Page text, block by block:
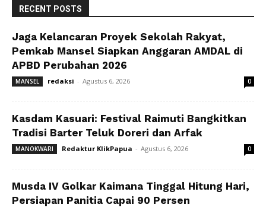
RECENT POSTS
Jaga Kelancaran Proyek Sekolah Rakyat,
Pemkab Mansel Siapkan Anggaran AMDAL di
APBD Perubahan 2026
MANSEL redaksi - Agustus 6, 2026 0
Kasdam Kasuari: Festival Raimuti Bangkitkan
Tradisi Barter Teluk Doreri dan Arfak
MANOKWARI Redaktur KlikPapua - Agustus 6, 2026 0
Musda IV Golkar Kaimana Tinggal Hitung Hari,
Persiapan Panitia Capai 90 Persen